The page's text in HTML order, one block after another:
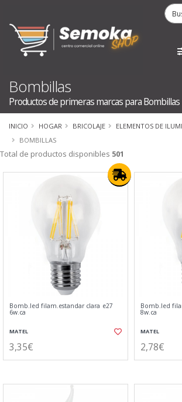
Bombillas
Productos de primeras marcas para Bombillas
INICIO HOGAR BRICOLAJE
ELEMENTOS DE
BOMBILLAS
Total de productos disponibles 501
Bomb.led filam.estandar clara e27
6w.ca
MATEL
3,35€
Bomb.led
8w.ca
MATEL
2,78€